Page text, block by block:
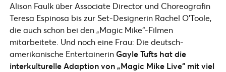
Alison Faulk über Associate Director und Choreografin
Teresa Espinosa bis zur Set-Designerin Rachel O’Toole,
die auch schon bei den „Magic Mike“-Filmen
mitarbeitete. Und noch eine Frau: Die deutsch-
amerikanische Entertainerin Gayle Tufts hat die
interkulturelle Adaption von „Magic Mike Live“ mit viel